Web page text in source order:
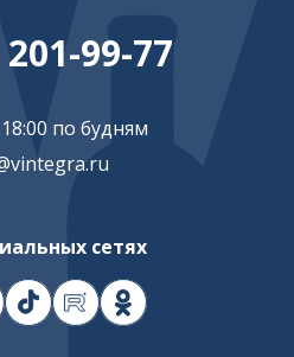
99-77
по будням
сетях